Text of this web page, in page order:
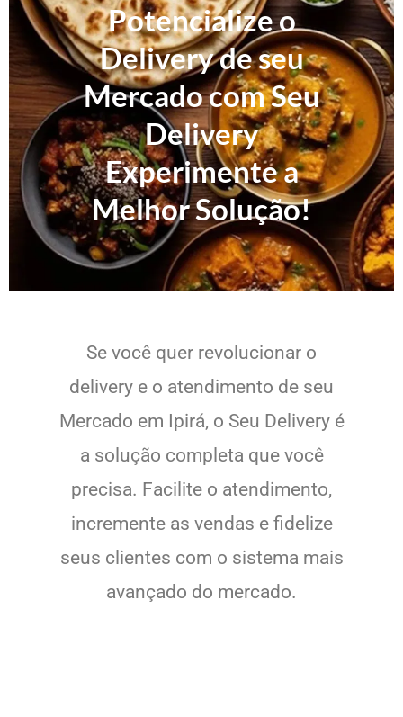
Potencialize o
Delivery de seu
Mercado com Seu
Delivery
Experimente a
Melhor Solução!
Se você quer revolucionar o
delivery e o atendimento de seu
Mercado em Ipirá, o Seu Delivery é
a solução completa que você
precisa. Facilite o atendimento,
incremente as vendas e fidelize
seus clientes com o sistema mais
avançado do mercado.